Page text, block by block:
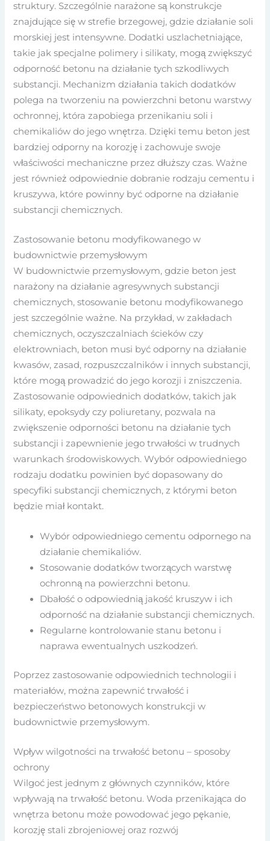
struktury. Szczególnie narażone są konstrukcje
znajdujące się w strefie brzegowej, gdzie działanie soli
morskiej jest intensywne. Dodatki uszlachetniające,
takie jak specjalne polimery i silikaty, mogą zwiększyć
odporność betonu na działanie tych szkodliwych
substancji. Mechanizm działania takich dodatków
polega na tworzeniu na powierzchni betonu warstwy
ochronnej, która zapobiega przenikaniu soli i
chemikaliów do jego wnętrza. Dzięki temu beton jest
bardziej odporny na korozję i zachowuje swoje
właściwości mechaniczne przez dłuższy czas. Ważne
jest również odpowiednie dobranie rodzaju cementu i
kruszywa, które powinny być odporne na działanie
substancji chemicznych.
Zastosowanie betonu modyfikowanego w
budownictwie przemysłowym
W budownictwie przemysłowym, gdzie beton jest
narażony na działanie agresywnych substancji
chemicznych, stosowanie betonu modyfikowanego
jest szczególnie ważne. Na przykład, w zakładach
chemicznych, oczyszczalniach ścieków czy
elektrowniach, beton musi być odporny na działanie
kwasów, zasad, rozpuszczalników i innych substancji,
które mogą prowadzić do jego korozji i zniszczenia.
Zastosowanie odpowiednich dodatków, takich jak
silikaty, epoksydy czy poliuretany, pozwala na
zwiększenie odporności betonu na działanie tych
substancji i zapewnienie jego trwałości w trudnych
warunkach środowiskowych. Wybór odpowiedniego
rodzaju dodatku powinien być dopasowany do
specyfiki substancji chemicznych, z którymi beton
będzie miał kontakt.
Wybór odpowiedniego cementu odpornego na
działanie chemikaliów.
Stosowanie dodatków tworzących warstwę
ochronną na powierzchni betonu.
Dbałość o odpowiednią jakość kruszyw i ich
odporność na działanie substancji chemicznych.
Regularne kontrolowanie stanu betonu i
naprawa ewentualnych uszkodzeń.
Poprzez zastosowanie odpowiednich technologii i
materiałów, można zapewnić trwałość i
bezpieczeństwo betonowych konstrukcji w
budownictwie przemysłowym.
Wpływ wilgotności na trwałość betonu – sposoby
ochrony
Wilgoć jest jednym z głównych czynników, które
wpływają na trwałość betonu. Woda przenikająca do
wnętrza betonu może powodować jego pękanie,
korozję stali zbrojeniowej oraz rozwój